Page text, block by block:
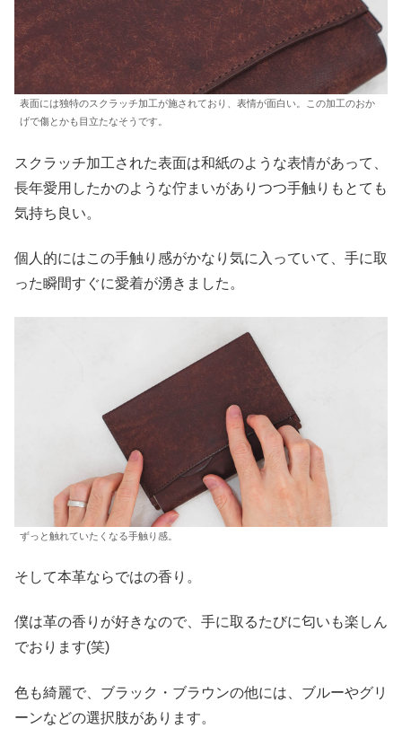
表面には独特のスクラッチ加工が施されており、表情が面白い。この加工のおか
げで傷とかも目立たなそうです。
スクラッチ加工された表面は和紙のような表情があって、
長年愛用したかのような佇まいがありつつ手触りもとても
気持ち良い。
個人的にはこの手触り感がかなり気に入っていて、手に取
った瞬間すぐに愛着が湧きました。
ずっと触れていたくなる手触り感。
そして本革ならではの香り。
僕は革の香りが好きなので、手に取るたびに匂いも楽しん
でおります(笑)
色も綺麗で、ブラック・ブラウンの他には、ブルーやグリ
ーンなどの選択肢があります。